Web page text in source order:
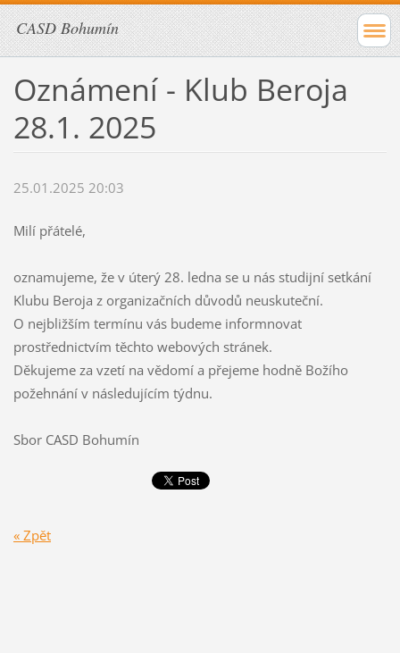
CASD Bohumín
Oznámení - Klub Beroja
28.1. 2025
25.01.2025 20:03
Milí přátelé,
oznamujeme, že v úterý 28. ledna se u nás studijní setkání
Klubu Beroja z organizačních důvodů neuskuteční.
O nejbližším termínu vás budeme informnovat
prostřednictvím těchto webových stránek.
Děkujeme za vzetí na vědomí a přejeme hodně Božího
požehnání v následujícím týdnu.
Sbor CASD Bohumín
« Zpět